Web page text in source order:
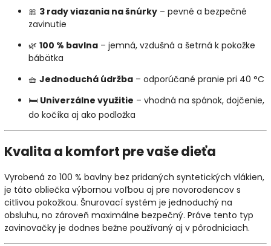
🎀 3 rady viazania na šnúrky – pevné a bezpečné
zavinutie
🌿 100 % bavlna – jemná, vzdušná a šetrná k pokožke
bábätka
🧺 Jednoduchá údržba – odporúčané pranie pri 40 °C
🛏️ Univerzálne využitie – vhodná na spánok, dojčenie,
do kočíka aj ako podložka
Kvalita a komfort pre vaše dieťa
Vyrobená zo 100 % bavlny bez pridaných syntetických vlákien,
je táto obliečka výbornou voľbou aj pre novorodencov s
citlivou pokožkou. Šnurovací systém je jednoduchý na
obsluhu, no zároveň maximálne bezpečný. Práve tento typ
zavinovačky je dodnes bežne používaný aj v pôrodniciach.